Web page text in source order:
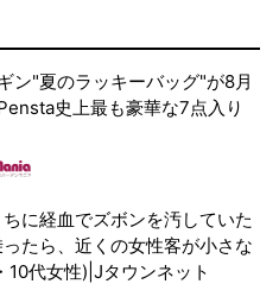
ン"夏のラッキーバッグ"が8月
史上最も豪華な7点入り
に経血でズボンを汚していた
たら、近くの女性客が小さな
10代女性)|Jタウンネット